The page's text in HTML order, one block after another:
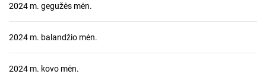
2024 m. gegužės mėn.
2024 m. balandžio mėn.
2024 m. kovo mėn.